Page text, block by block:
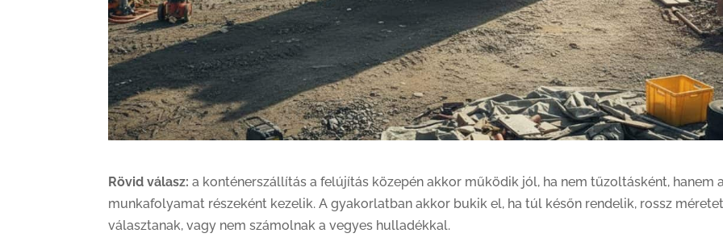
Rövid válasz: a konténerszállítás a felújítás közepén akkor működik jól, ha nem tűzoltásként, hanem
munkafolyamat részeként kezelik. A gyakorlatban akkor bukik el, ha túl későn rendelik, rossz
választanak, vagy nem számolnak a vegyes hulladékkal.